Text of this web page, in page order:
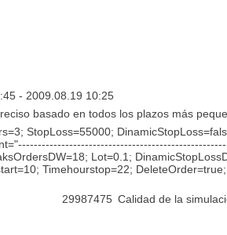
- 2009.08.19 10:25
basado en todos los plazos más
StopLoss=55000;
Lot=0.1;
Timehourstop=22;
29987475 Calidad de la